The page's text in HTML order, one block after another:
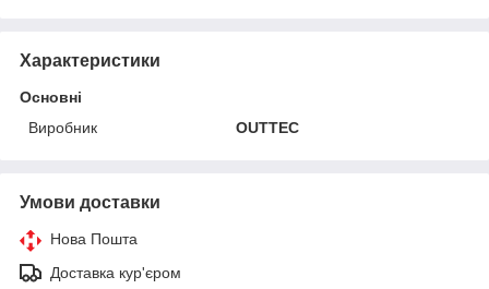
Характеристики
Основні
Виробник
OUTTEC
Умови доставки
Нова Пошта
Доставка кур'єром